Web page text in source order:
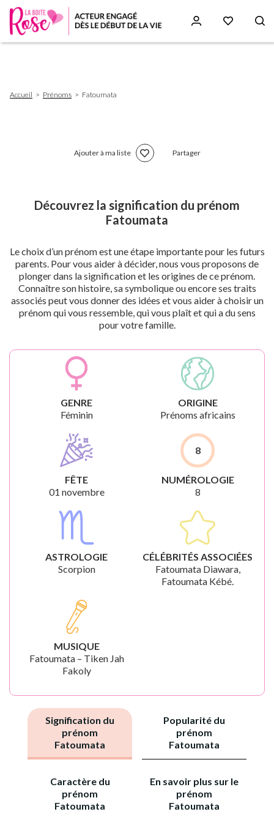
d'Ariane
Accueil Prénoms Fatoumata
Ajouter à ma liste Partager
Découvrez la signification du prénom
Fatoumata
Le choix d’un prénom est une étape importante pour les futurs
parents. Pour vous aider à décider, nous vous proposons de
plonger dans la signification et les origines de ce prénom.
Connaître son histoire, sa symbolique ou encore ses traits
associés peut vous donner des idées et vous aider à choisir un
prénom qui vous ressemble, qui vous plaît et qui a du sens
pour votre famille.
GENRE
Féminin
ORIGINE
Prénoms africains
FÊTE
01 novembre
8
NUMÉROLOGIE
8
ASTROLOGIE
Scorpion
CÉLÉBRITÉS ASSOCIÉES
Fatoumata Diawara,
Fatoumata Kébé.
MUSIQUE
Fatoumata – Tiken Jah
Fakoly
Signification du
prénom
Fatoumata
Popularité du
prénom
Fatoumata
Caractère du
prénom
Fatoumata
En savoir plus sur le
prénom
Fatoumata